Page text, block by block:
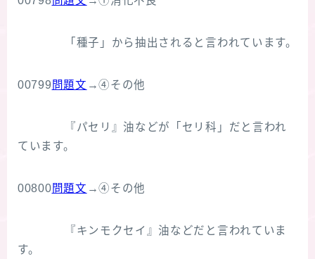
「種子」から抽出されると言われています。
00799 問題文 →④その他
『パセリ』油などが「セリ科」だと言われ
ています。
00800問題文 →④その他
『キンモクセイ』油などだと言われていま
す。